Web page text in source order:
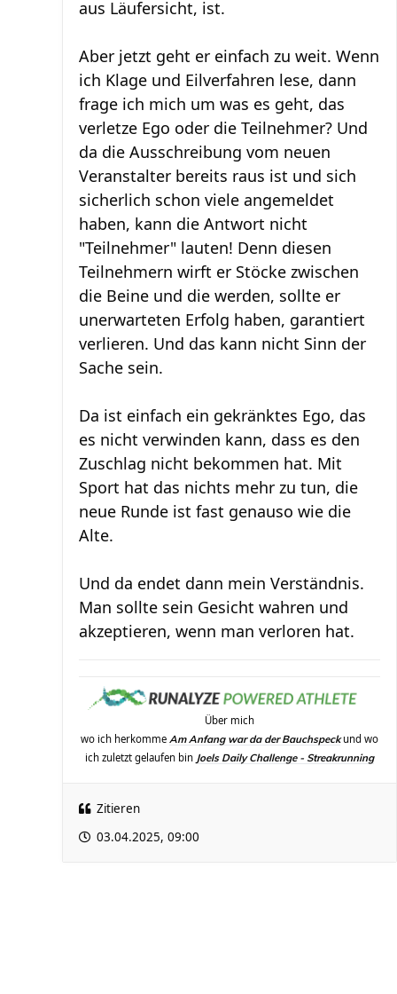
aus Läufersicht, ist.
Aber jetzt geht er einfach zu weit. Wenn
ich Klage und Eilverfahren lese, dann
frage ich mich um was es geht, das
verletze Ego oder die Teilnehmer? Und
da die Ausschreibung vom neuen
Veranstalter bereits raus ist und sich
sicherlich schon viele angemeldet
haben, kann die Antwort nicht
"Teilnehmer" lauten! Denn diesen
Teilnehmern wirft er Stöcke zwischen
die Beine und die werden, sollte er
unerwarteten Erfolg haben, garantiert
verlieren. Und das kann nicht Sinn der
Sache sein.
Da ist einfach ein gekränktes Ego, das
es nicht verwinden kann, dass es den
Zuschlag nicht bekommen hat. Mit
Sport hat das nichts mehr zu tun, die
neue Runde ist fast genauso wie die
Alte.
Und da endet dann mein Verständnis.
Man sollte sein Gesicht wahren und
akzeptieren, wenn man verloren hat.
Über mich
wo ich herkomme Am Anfang war da der Bauchspeckund wo
ich zuletzt gelaufen bin Joels Daily Challenge - Streakrunning
Zitieren
03.04.2025, 09:00